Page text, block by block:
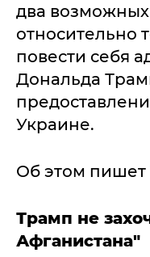
два
относительно
повести себя
Дональда
Украине.
Об этом пишет
Трамп не
Афганистана"